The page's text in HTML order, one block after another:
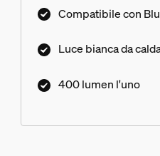
Compatibile con
Luce bianca da
400 lumen l'uno